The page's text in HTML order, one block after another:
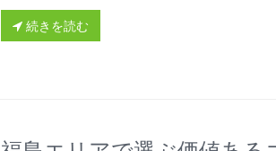
続きを読む